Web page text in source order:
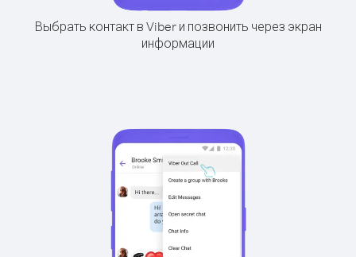
Выбрать контакт в Viber и позвонить через экран
информации